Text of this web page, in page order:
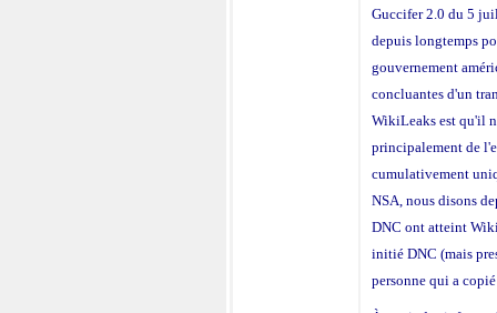
Guccifer 2.0 du 5
depuis longtemps
gouvernement
concluantes d'un
WikiLeaks est qu'il
principalement de
cumulativement
NSA, nous disons
DNC ont atteint
initié DNC (mais
personne qui a